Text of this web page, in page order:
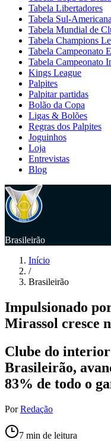
Tabela Libertadores
Tabela Sul-Americana
Tabela Mundial de
Tabela Champions
Tabela Campeonato
Tabela Campeonato
Kings League
Palpites
Palpitar partidas
Bolão da Copa
Ligas & Bolões
Regras dos Palpites
Joguinhos
Loja
Entrevistas
Blog
Brasileirão
Início
/
Brasileirão
Impulsionado
Mirassol cresce
Clube do interior
Brasileirão,
83% de todo o
Por Redação
7 min de leitura